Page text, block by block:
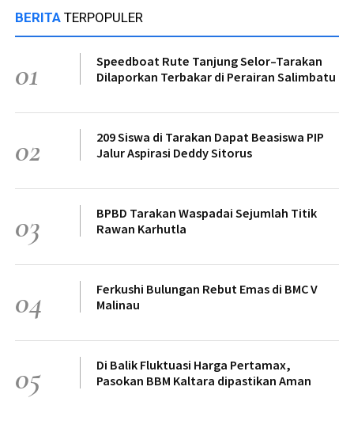
BERITA TERPOPULER
01
Speedboat Rute Tanjung Selor–Tarakan
Dilaporkan Terbakar di Perairan Salimbatu
02
209 Siswa di Tarakan Dapat Beasiswa PIP
Jalur Aspirasi Deddy Sitorus
03
BPBD Tarakan Waspadai Sejumlah Titik
Rawan Karhutla
04
Ferkushi Bulungan Rebut Emas di BMC V
Malinau
05
Di Balik Fluktuasi Harga Pertamax,
Pasokan BBM Kaltara dipastikan Aman